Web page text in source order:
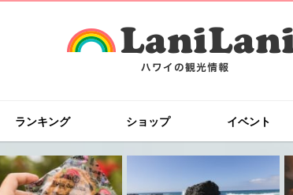
ランキング ショップ イベント